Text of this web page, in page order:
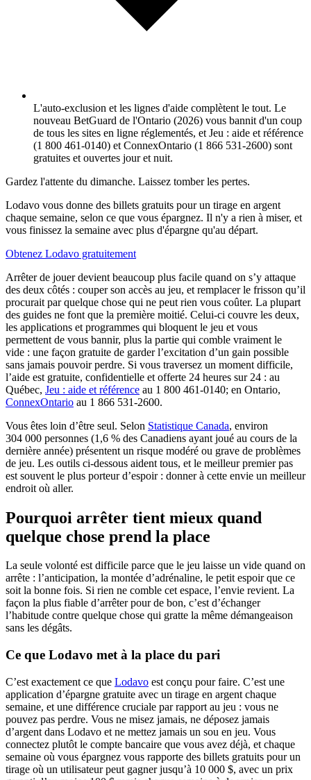
L'auto-exclusion et les lignes d'aide complètent le tout. Le
nouveau BetGuard de l'Ontario (2026) vous bannit d'un coup
de tous les sites en ligne réglementés, et Jeu : aide et référence
(1 800 461-0140) et ConnexOntario (1 866 531-2600) sont
gratuites et ouvertes jour et nuit.
Gardez l'attente du dimanche. Laissez tomber les pertes.
Lodavo vous donne des billets gratuits pour un tirage en argent
chaque semaine, selon ce que vous épargnez. Il n'y a rien à miser, et
vous finissez la semaine avec plus d'épargne qu'au départ.
Obtenez Lodavo gratuitement
Arrêter de jouer devient beaucoup plus facile quand on s’y attaque
des deux côtés : couper son accès au jeu, et remplacer le frisson qu’il
procurait par quelque chose qui ne peut rien vous coûter. La plupart
des guides ne font que la première moitié. Celui-ci couvre les deux,
les applications et programmes qui bloquent le jeu et vous
permettent de vous bannir, plus la partie qui comble vraiment le
vide : une façon gratuite de garder l’excitation d’un gain possible
sans jamais pouvoir perdre. Si vous traversez un moment difficile,
l’aide est gratuite, confidentielle et offerte 24 heures sur 24 : au
Québec, Jeu : aide et référence(s'ouvre dans un nouvel onglet)
au 1 800 461-0140; en Ontario,
ConnexOntario(s'ouvre dans un nouvel onglet)
au 1 866 531-2600.
Vous êtes loin d’être seul. Selon Statistique Canada (s'ouvre dans un
, environ
304 000 personnes (1,6 % des Canadiens ayant joué au cours de la
dernière année) présentent un risque modéré ou grave de problèmes
de jeu. Les outils ci-dessous aident tous, et le meilleur premier pas
est souvent le plus porteur d’espoir : donner à cette envie un meilleur
endroit où aller.
Pourquoi arrêter tient mieux quand
quelque chose prend la place
La seule volonté est difficile parce que le jeu laisse un vide quand on
arrête : l’anticipation, la montée d’adrénaline, le petit espoir que ce
soit la bonne fois. Si rien ne comble cet espace, l’envie revient. La
façon la plus fiable d’arrêter pour de bon, c’est d’échanger
l’habitude contre quelque chose qui gratte la même démangeaison
sans les dégâts.
Ce que Lodavo met à la place du pari
C’est exactement ce que Lodavo est conçu pour faire. C’est une
application d’épargne gratuite avec un tirage en argent chaque
semaine, et une différence cruciale par rapport au jeu : vous ne
pouvez pas perdre. Vous ne misez jamais, ne déposez jamais
d’argent dans Lodavo et ne mettez jamais un sou en jeu. Vous
connectez plutôt le compte bancaire que vous avez déjà, et chaque
semaine où vous épargnez vous rapporte des billets gratuits pour un
tirage où un utilisateur peut gagner jusqu’à 10 000 $, avec un prix